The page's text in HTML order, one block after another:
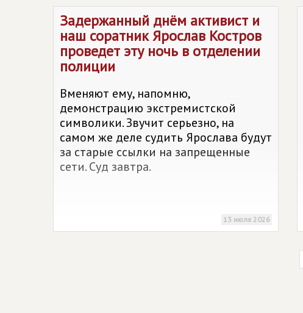
эффективно и совершенно бесплатно.
Задержанный днём активист и
наш соратник Ярослав Костров
проведет эту ночь в отделении
полиции
Вменяют ему, напомню,
демонстрацию экстремистской
символики. Звучит серьезно, на
самом же деле судить Ярослава будут
за старые ссылки на запрещенные
сети. Суд завтра.
13 июля 2026